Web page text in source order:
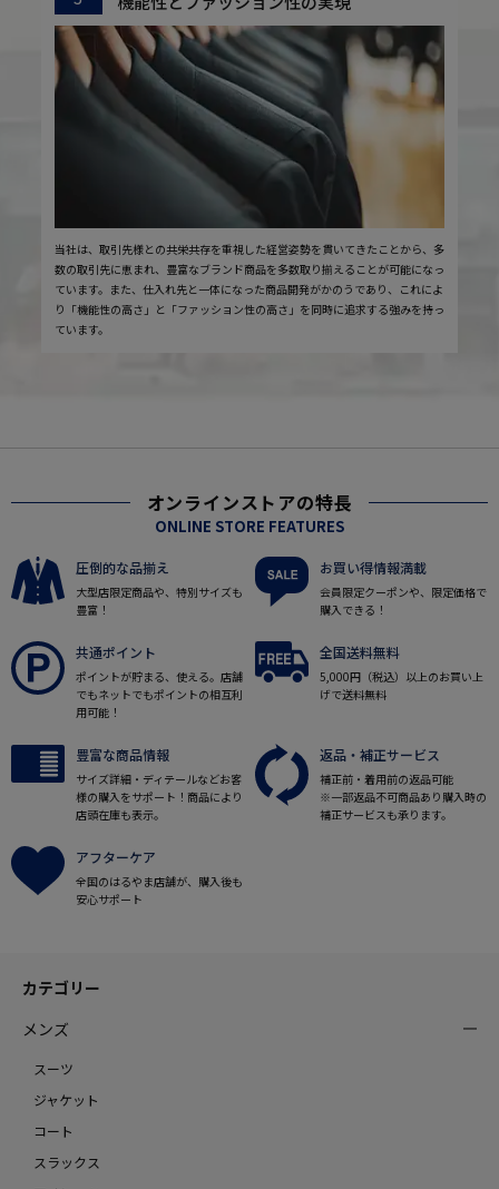
当社は、取引先様との共栄共存を重視した経営姿勢を貫いてきたことから、多
数の取引先に恵まれ、豊富なブランド商品を多数取り揃えることが可能になっ
ています。また、仕入れ先と一体になった商品開発がかのうであり、これによ
り「機能性の高さ」と「ファッション性の高さ」を同時に追求する強みを持っ
ています。
オンラインストアの特長
ONLINE STORE FEATURES
圧倒的な品揃え
大型店限定商品や、特別サイズも
豊富！
お買い得情報満載
会員限定クーポンや、限定価格で
購入できる！
共通ポイント
ポイントが貯まる、使える。店舗
でもネットでもポイントの相互利
用可能！
全国送料無料
5,000円（税込）以上のお買い上
げで送料無料
豊富な商品情報
サイズ詳細・ディテールなどお客
様の購入をサポート！商品により
店頭在庫も表示。
返品・補正サービス
補正前・着用前の返品可能
※一部返品不可商品あり購入時の
補正サービスも承ります。
アフターケア
全国のはるやま店舗が、購入後も
安心サポート
カテゴリー
メンズ
スーツ
ジャケット
コート
スラックス